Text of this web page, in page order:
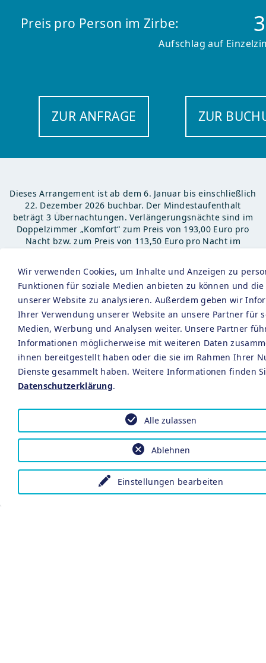
Preis pro Person im Zirbe:
Aufschlag auf
ZUR ANFRAGE ZUR
Dieses Arrangement ist ab dem 6. Januar bis einschließlich
22. Dezember 2026 buchbar. Der Mindestaufenthalt
beträgt 3 Übernachtungen. Verlängerungsnächte sind im
Doppelzimmer „Komfort“ zum Preis von 193,00 Euro pro
Nacht bzw. zum Preis von 113,50 Euro pro Nacht im
Nacht bzw. zum Preis von 123,50 Euro im Doppelzimmer
„Panorama“ zur Einzelbelegung, im Doppelzimmer
„Superior/Barrierefrei“ zum Preis von 234,00 Euro pro
Nacht bzw. zum Preis von 153,50 Euro im Doppelzimmer
„Superior/ Barrierefrei“ zur Einzelbelegung.
Wir verwenden Cookies, um Inhalte und Anzeigen zu
Funktionen für soziale Medien anbieten zu können und
unserer Website zu analysieren. Außerdem geben wir
Ihrer Verwendung unserer Website an unsere Partner für
Medien, Werbung und Analysen weiter. Unsere Partner
Informationen möglicherweise mit weiteren Daten
ihnen bereitgestellt haben oder die sie im Rahmen Ihrer
Dienste gesammelt haben. Weitere Informationen finden
Datenschutzerklärung.
Einstellungen bearbeiten
Ablehnen
Alle zulassen